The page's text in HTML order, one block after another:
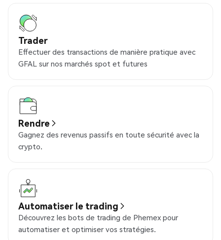
Trader
Effectuer des transactions de manière pratique avec
GFAL sur nos marchés spot et futures
Rendre
Gagnez des revenus passifs en toute sécurité avec la
crypto.
Automatiser le trading
Découvrez les bots de trading de Phemex pour
automatiser et optimiser vos stratégies.